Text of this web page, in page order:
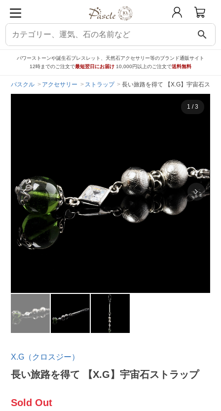
search
パワーストーンや誕生石ブレスレット、天然石アクセサリー等のブランド通販サイト
12時までのご注文で最短翌日にお届け 10,000円以上のご注文で送料無料
パスクル アクセサリー ストラップ 長い旅路を得て 【X.G】宇宙石スト
1 /3
X.G（クロスジー）
長い旅路を得て 【X.G】宇宙石ストラップ
Sold Out